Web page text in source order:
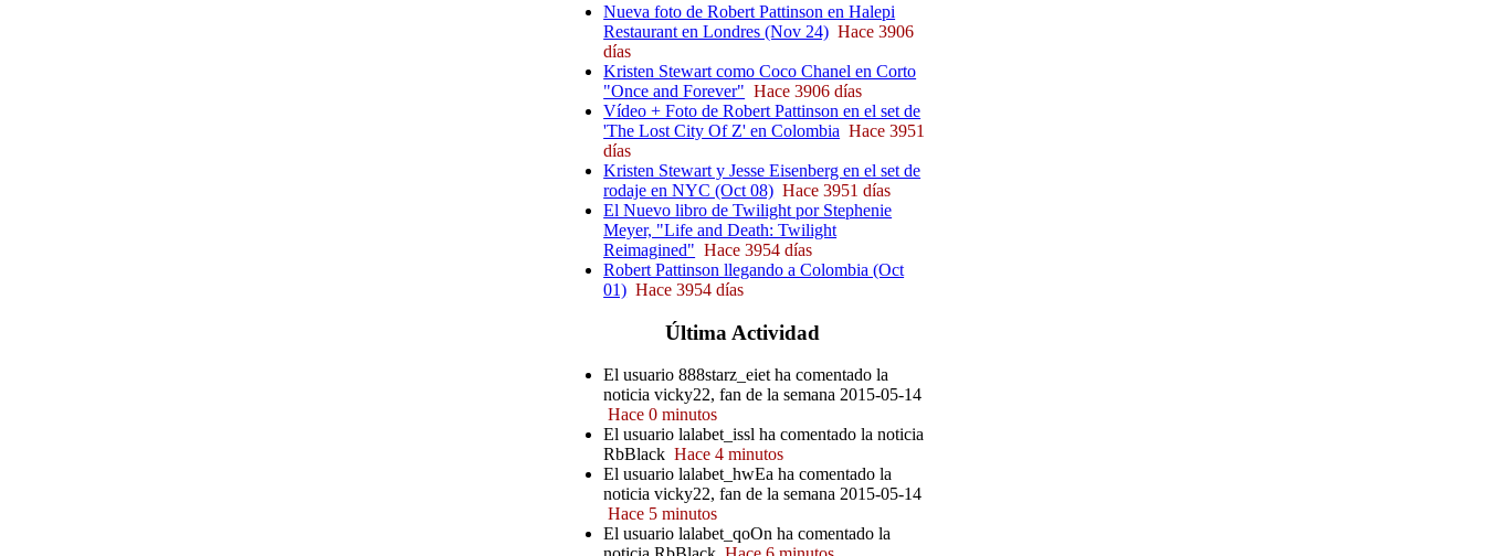
Nueva foto de Robert Pattinson en Halepi
Restaurant en Londres (Nov 24) Hace 3906
días
Kristen Stewart como Coco Chanel en Corto
"Once and Forever" Hace 3906 días
Vídeo + Foto de Robert Pattinson en el set de
'The Lost City Of Z' en Colombia Hace 3951
días
Kristen Stewart y Jesse Eisenberg en el set de
rodaje en NYC (Oct 08) Hace 3951 días
El Nuevo libro de Twilight por Stephenie
Meyer, "Life and Death: Twilight
Reimagined" Hace 3954 días
Robert Pattinson llegando a Colombia (Oct
01) Hace 3954 días
Última Actividad
El usuario 888starz_eiet ha comentado la
noticia vicky22, fan de la semana 2015-05-14
Hace 0 minutos
El usuario lalabet_issl ha comentado la noticia
RbBlack Hace 4 minutos
El usuario lalabet_hwEa ha comentado la
noticia vicky22, fan de la semana 2015-05-14
Hace 5 minutos
El usuario lalabet_qoOn ha comentado la